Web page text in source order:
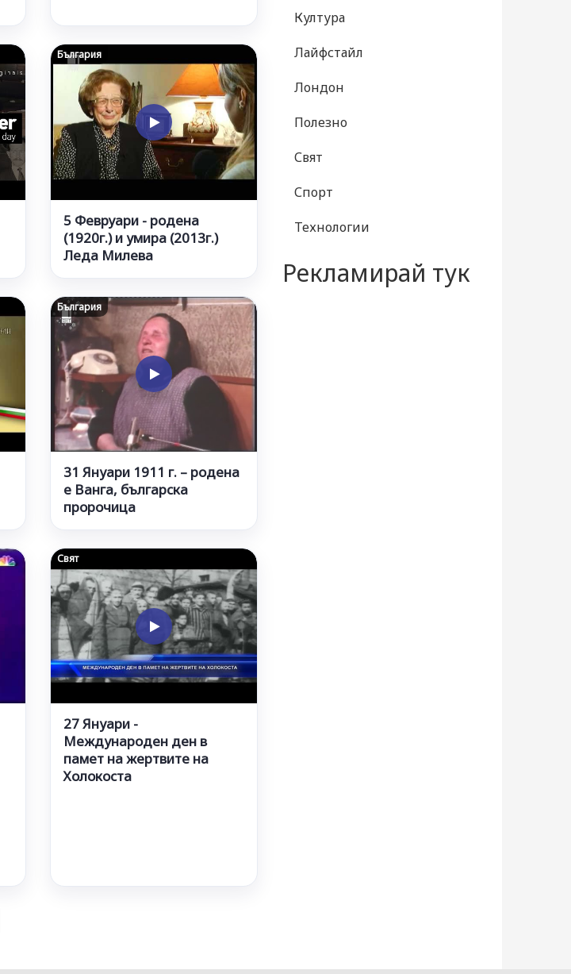
България
5 Февруари - родена
(1920г.) и умира (2013г.)
Леда Милева
България
31 Януари 1911 г. – родена
е Ванга, българска
пророчица
Свят
27 Януари -
Международен ден в
памет на жертвите на
Холокоста
Култура
Лайфстайл
Лондон
Полезно
Свят
Спорт
Технологии
Рекламирай тук